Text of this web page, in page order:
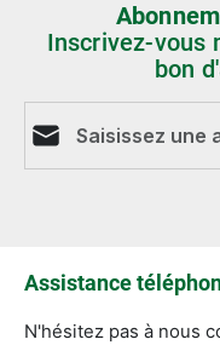
Inscrivez-vous
bon
Assistance
N'hésitez pas à nous